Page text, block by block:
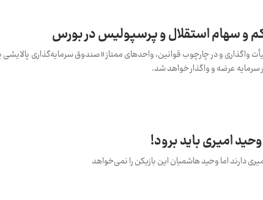
و سهام استقلال و پرسپولیس در بورس
و در چارچوب قوانین، واحدهای ممتاز «صندوق سرمایه‌گذاری پالایشی
سرمایه عرضه و واگذار خواهد شد.
امیری باید برود!
دارند اما وحید هاشمیان این بازیکن را نمی‌خواهد